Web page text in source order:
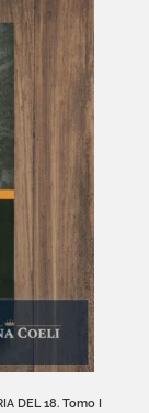
DEL 18. Tomo I